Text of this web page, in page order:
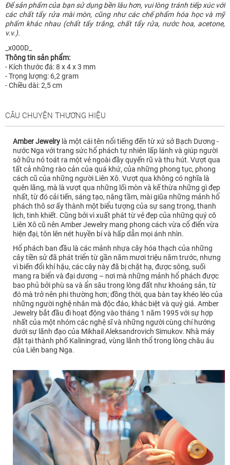
Để sản phẩm của bạn sử dụng bền lâu hơn, vui lòng tránh tiếp xúc với
các chất tẩy rửa mài mòn, cũng như các chế phẩm hóa học và mỹ
phẩm khác nhau (chất tẩy trắng, chất tẩy rửa, nước hoa, acetone,
v.v.).
_x000D_
Thông tin sản phẩm:
- Kích thước đá: 8 x 4 x 3 mm
- Trọng lượng: 6,2 gram
- Chiều dài: 2,5 cm
CÂU CHUYỆN THƯƠNG HIỆU
Amber Jewelry là một cái tên nổi tiếng đến từ xứ sở Bạch Dương -
nước Nga với trang sức hổ phách tự nhiên lấp lánh và giúp người
sở hữu nó toát ra một vẻ ngoài đầy quyến rũ và thu hút. Vượt qua
tất cả những rào cản của quá khứ, của những phong tục, phong
cách cũ của những người Liên Xô. Vượt qua không có nghĩa là
quên lãng, mà là vượt qua những lối mòn và kế thừa những gì đẹp
nhất, từ đó cải tiến, sáng tạo, nâng tầm, mài giũa những mảnh hổ
phách thô sơ ấy thành một biểu tượng của sự sang trọng, thanh
lịch, tinh khiết. Cũng bởi vì xuất phát từ vẻ đẹp của những quý cô
Liên Xô cũ nên Amber Jewelry mang phong cách vừa cổ điển vừa
hiện đại, tôn lên nét huyền bí và hấp dẫn mọi ánh nhìn.
Hổ phách ban đầu là các mảnh nhựa cây hóa thạch của những
cây tiền sử đã phát triển từ gần năm mươi triệu năm trước, nhưng
vì biến đổi khí hậu, các cây này đã bị chặt hạ, được sông, suối
mang ra biển và đại dương – nơi mà những mảnh hổ phách được
bao phủ bởi phù sa và ẩn sâu trong lòng đất như khoáng sản, từ
đó mà trở nên phi thường hơn; đồng thời, qua bàn tay khéo léo của
những người nghệ nhân mà độc đáo, khác biệt và quý giá. Amber
Jewelry bắt đầu đi hoạt động vào tháng 1 năm 1995 với sự hợp
nhất của một nhóm các nghệ sĩ và những người cùng chí hướng
dưới sự lãnh đạo của Mikhail Aleksandrovich Simukov. Nhà máy
đặt tại thành phố Kaliningrad, vùng lãnh thổ trong lòng châu âu
của Liên bang Nga.